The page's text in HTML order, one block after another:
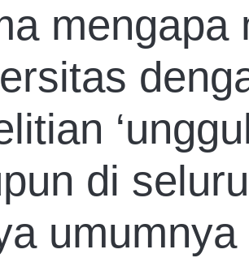
mengapa
di